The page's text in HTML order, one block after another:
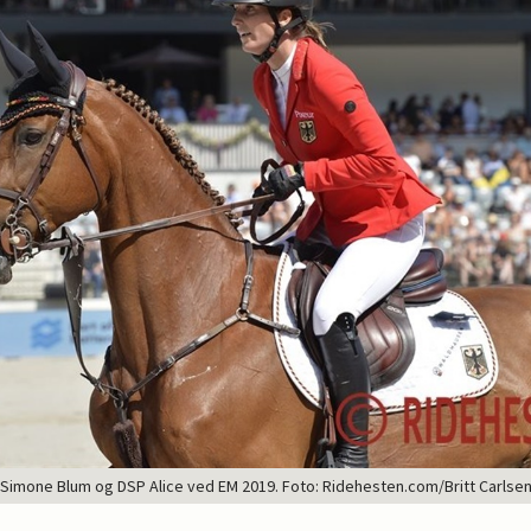
Simone Blum og DSP Alice ved EM 2019. Foto: Ridehesten.com/Britt Carlsen